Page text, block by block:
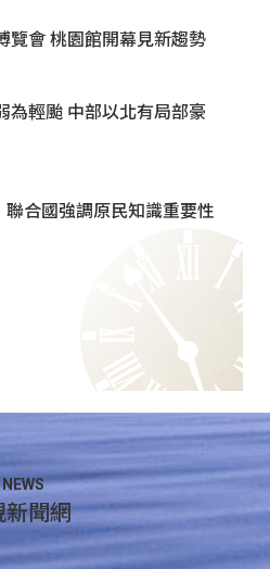
覽會 桃園館開幕見新趨勢
為輕颱 中部以北有局部豪
合國強調原民知識重要性
新聞網